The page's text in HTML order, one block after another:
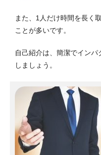
また、1人だけ時間を長く
ことが多いです。
自己紹介は、簡潔でイン
しましょう。